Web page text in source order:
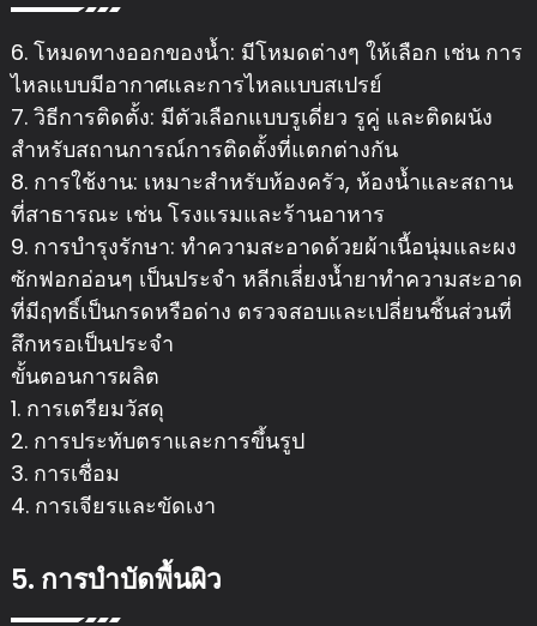
6. โหมดทางออกของน้ำ: มีโหมดต่างๆ ให้เลือก เช่น การ
ไหลแบบมีอากาศและการไหลแบบสเปรย์
7. วิธีการติดตั้ง: มีตัวเลือกแบบรูเดี่ยว รูคู่ และติดผนัง
สำหรับสถานการณ์การติดตั้งที่แตกต่างกัน
8. การใช้งาน: เหมาะสำหรับห้องครัว, ห้องน้ำและสถาน
ที่สาธารณะ เช่น โรงแรมและร้านอาหาร
9. การบำรุงรักษา: ทำความสะอาดด้วยผ้าเนื้อนุ่มและผง
ซักฟอกอ่อนๆ เป็นประจำ หลีกเลี่ยงน้ำยาทำความสะอาด
ที่มีฤทธิ์เป็นกรดหรือด่าง ตรวจสอบและเปลี่ยนชิ้นส่วนที่
สึกหรอเป็นประจำ
ขั้นตอนการผลิต
1. การเตรียมวัสดุ
2. การประทับตราและการขึ้นรูป
3. การเชื่อม
4. การเจียรและขัดเงา
5. การบำบัดพื้นผิว